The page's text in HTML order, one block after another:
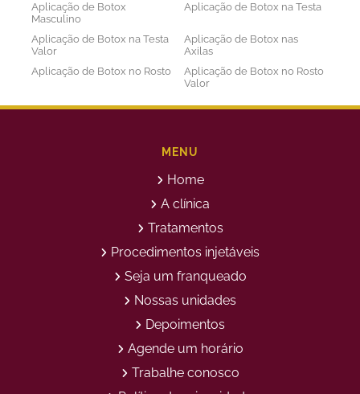
Aplicação de Botox
Masculino
Aplicação de Botox na Testa
Aplicação de Botox na Testa
Valor
Aplicação de Botox nas
Axilas
Aplicação de Botox no Rosto
Aplicação de Botox no Rosto
Valor
Aplicação de Botox nos
Aplicação de Botox Preço
Barriga
no Glúteo Valor
Bioestimulador de Colageno
Bioestimuladores de
Colágeno
Colágeno Injetável
Clareamento Facial
Botox
Clinica de Depilação a Laser
Clinica de Estetica Avançada
Clinica de Estetica Limpeza
Clinica de Limpeza de Pele
Clinica de Limpeza de Pele
Clinica de Preenchimento
MENU
Home
A clínica
Tratamentos
Procedimentos injetáveis
Seja um franqueado
Nossas unidades
Depoimentos
Agende um horário
Trabalhe conosco